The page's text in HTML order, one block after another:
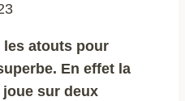
les atouts pour
En effet la
sur deux